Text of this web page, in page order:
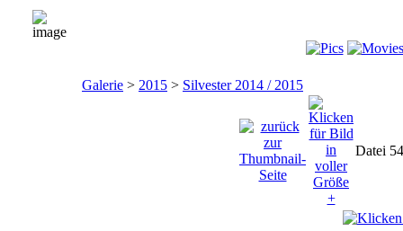
Galerie > 2015 > Silvester 2014 / 2015
Datei